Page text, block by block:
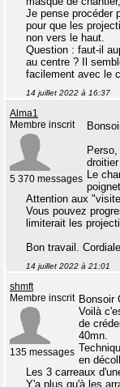
Je pense procéder
pour que les
non vers le haut.
Question : faut-il
au centre ? Il
facilement avec le
14 juillet 2022 à 16:37
Alma1
Membre inscrit
5 370 messages Le
Attention aux
Vous pouvez
limiterait les
Bon travail.
14 juillet 2022 à 21:01
shmft
Membre inscrit
135 messages
Bonsoir
Voilà
de
40mn.
en
Les 3 carreaux
Y'a plus qu'à les